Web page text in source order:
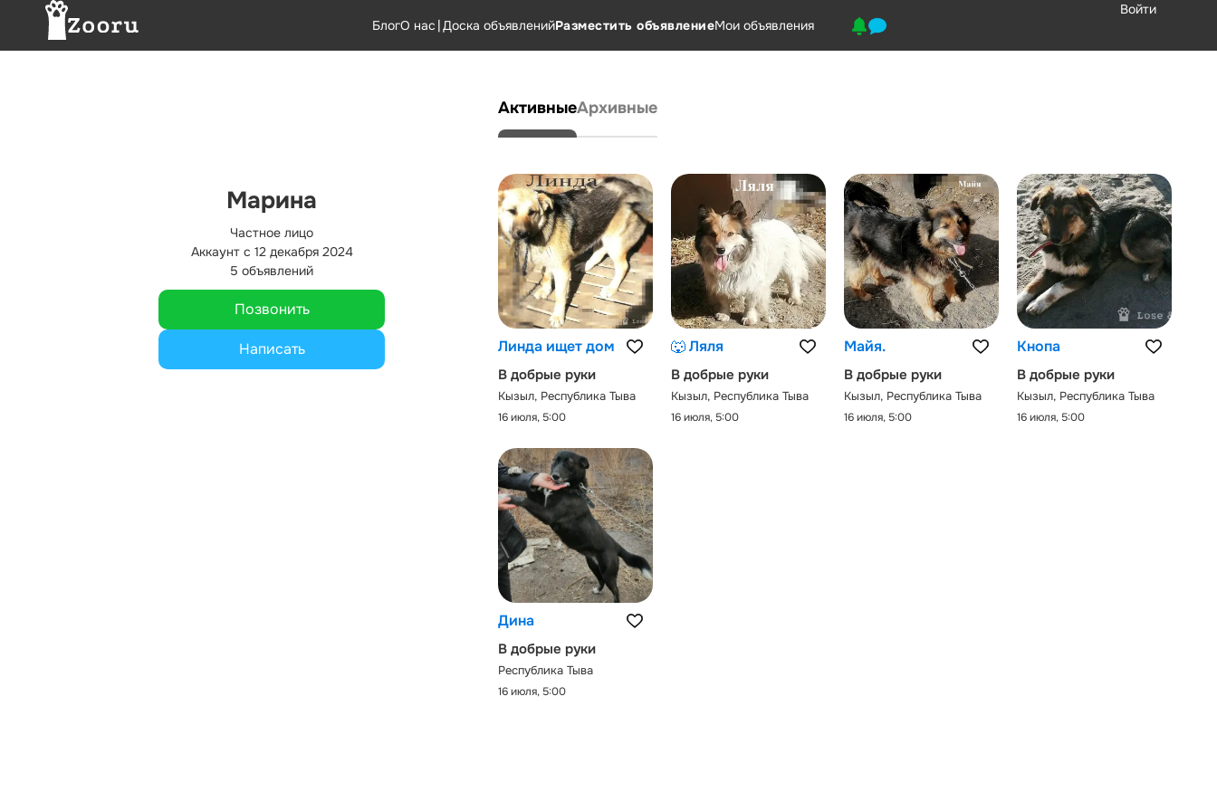
БлогО нас |Доска объявленийРазместить объявлениеМои объявления
Войти
Марина
Частное лицо
Аккаунт с 12 декабря 2024
5 объявлений
АктивныеАрхивные
Линда ищет дом
В добрые руки
Кызыл, Республика Тыва
16 июля, 5:00
🐺 Ляля
В добрые руки
Кызыл, Республика Тыва
16 июля, 5:00
Майя.
В добрые руки
Кызыл, Республика Тыва
16 июля, 5:00
Кнопа
В добрые руки
Кызыл, Республика Тыва
16 июля, 5:00
Дина
В добрые руки
Республика Тыва
16 июля, 5:00